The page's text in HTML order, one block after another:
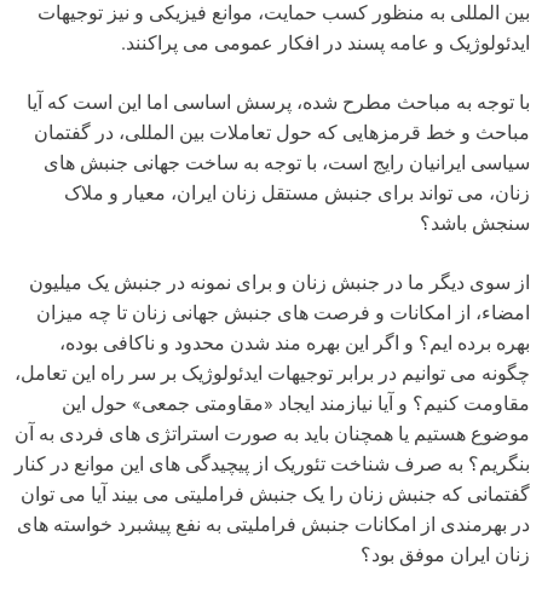
بین المللی به منظور کسب حمایت، موانع فیزیکی و نیز توجیهات
ایدئولوژیک و عامه پسند در افکار عمومی می پراکنند.
با توجه به مباحث مطرح شده، پرسش اساسی اما این است که آیا
مباحث و خط قرمزهایی که حول تعاملات بین المللی، در گفتمان
سیاسی ایرانیان رایج است، با توجه به ساخت جهانی جنبش های
زنان، می تواند برای جنبش مستقل زنان ایران، معیار و ملاک
سنجش باشد؟
از سوی دیگر ما در جنبش زنان و برای نمونه در جنبش یک میلیون
امضاء، از امکانات و فرصت های جنبش جهانی زنان تا چه میزان
بهره برده ایم؟ و اگر این بهره مند شدن محدود و ناکافی بوده،
چگونه می توانیم در برابر توجیهات ایدئولوژیک بر سر راه این تعامل،
مقاومت کنیم؟ و آیا نیازمند ایجاد «مقاومتی جمعی» حول این
موضوع هستیم یا همچنان باید به صورت استراتژی های فردی به آن
بنگریم؟ به صرف شناخت تئوریک از پیچیدگی های این موانع در کنار
گفتمانی که جنبش زنان را یک جنبش فراملیتی می بیند آیا می توان
در بهرمندی از امکانات جنبش فراملیتی به نفع پیشبرد خواسته های
زنان ایران موفق بود؟